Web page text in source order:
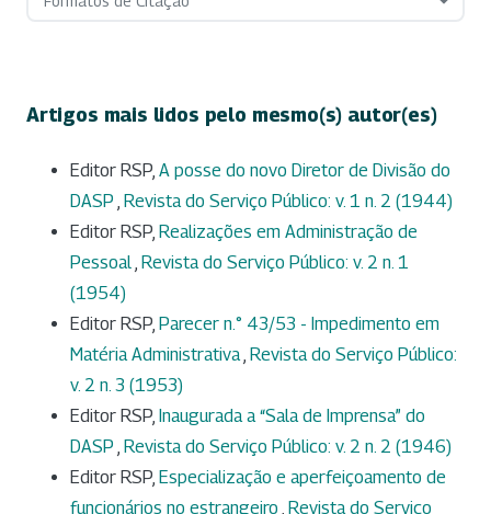
Artigos mais lidos pelo mesmo(s) autor(es)
Editor RSP, A posse do novo Diretor de Divisão do
DASP , Revista do Serviço Público: v. 1 n. 2 (1944)
Editor RSP, Realizações em Administração de
Pessoal, Revista do Serviço Público: v. 2 n. 1
(1954)
Editor RSP, Parecer n.° 43/53 - Impedimento em
Matéria Administrativa, Revista do Serviço Público:
v. 2 n. 3 (1953)
Editor RSP, Inaugurada a “Sala de Imprensa” do
DASP , Revista do Serviço Público: v. 2 n. 2 (1946)
Editor RSP, Especialização e aperfeiçoamento de
funcionários no estrangeiro , Revista do Serviço